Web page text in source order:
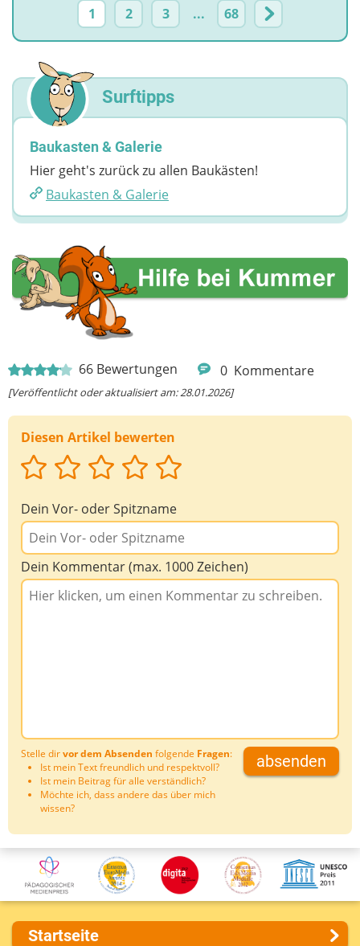
1 2 3 ... 68
66 Bewertungen 0 Kommentare
[Veröffentlicht oder aktualisiert am: 28.01.2026]
Diesen Artikel bewerten
Dein Vor- oder Spitzname
Dein Kommentar (max. 1000 Zeichen)
Stelle dirvor dem Absenden folgende Fragen:
Ist mein Text freundlich und respektvoll?
Ist mein Beitrag für alle verständlich?
Möchte ich, dass andere das über mich
wissen?
absenden
Surftipps
Baukasten & Galerie
Hier geht's zurück zu allen Baukästen!
Baukasten & Galerie
Startseite